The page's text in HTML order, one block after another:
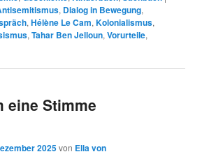
, Dialog in Bewegung,
,Hélène Le Cam,Kolonialismus,
,Tahar Ben Jelloun,Vorurteile,
eine Stimme
2025von Ella von